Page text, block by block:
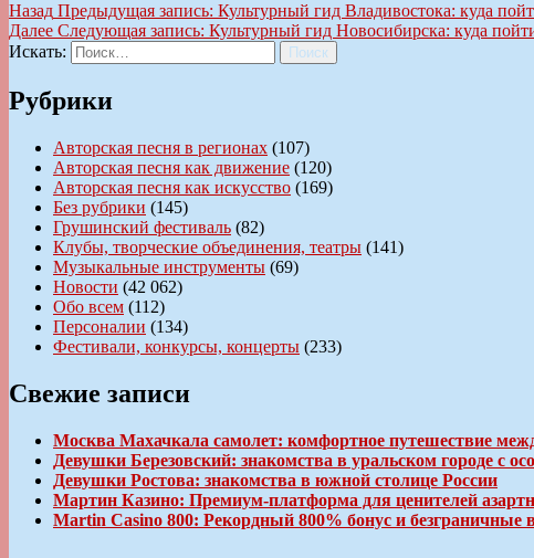
Назад Предыдущая запись: Культурный гид Владивостока: куда
Далее Следующая запись: Культурный гид Новосибирска: куда
Искать:
Поиск
Рубрики
Авторская песня в регионах (107)
Авторская песня как движение (120)
Авторская песня как искусство (169)
Без рубрики (145)
Грушинский фестиваль (82)
Клубы, творческие объединения, театры (141)
Музыкальные инструменты (69)
Новости (42 062)
Обо всем (112)
Персоналии (134)
Фестивали, конкурсы, концерты (233)
Свежие записи
Москва Махачкала самолет: комфортное путешествие
Девушки Березовский: знакомства в уральском городе с
Девушки Ростова: знакомства в южной столице России
Мартин Казино: Премиум-платформа для ценителей
Martin Casino 800: Рекордный 800% бонус и